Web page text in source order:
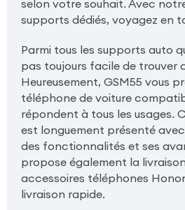
selon votre souhait. Avec
supports dédiés, voyagez en
Parmi tous les supports auto
pas toujours facile de trouver
Heureusement, GSM55 vous
téléphone de voiture
répondent à tous les usages.
est longuement présenté
des fonctionnalités et ses
propose également la
accessoires téléphones
livraison rapide.